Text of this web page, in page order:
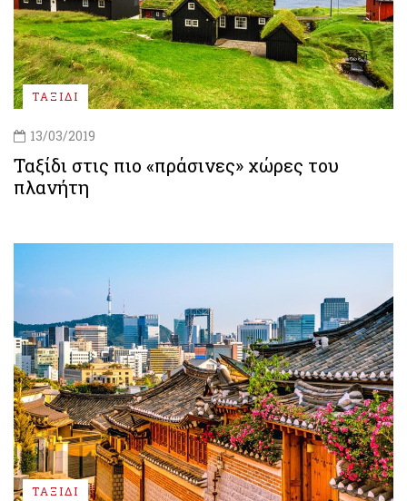
ΤΑΞΙΔΙ
13/03/2019
Ταξίδι στις πιο «πράσινες» χώρες του
πλανήτη
ΤΑΞΙΔΙ